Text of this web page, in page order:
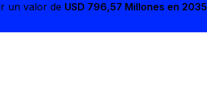
un valor de USD 796,57 Millones en 2035